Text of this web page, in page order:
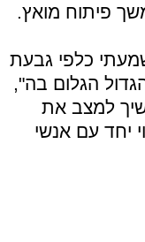
פיתוח מואץ.
כלפי גבעת
הגלום בה",
למצב את
יחד עם אנשי